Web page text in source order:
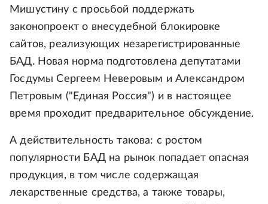
Мишустину с просьбой поддержать
законопроект о внесудебной блокировке
сайтов, реализующих незарегистрированные
БАД. Новая норма подготовлена депутатами
Госдумы Сергеем Неверовым и Александром
Петровым ("Единая Россия") и в настоящее
время проходит предварительное обсуждение.
А действительность такова: с ростом
популярности БАД на рынок попадает опасная
продукция, в том числе содержащая
лекарственные средства, а также товары,